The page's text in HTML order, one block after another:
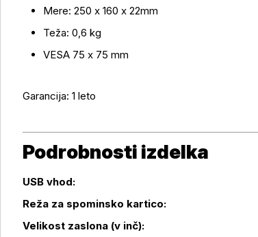
Mere: 250 x 160 x 22mm
Teža: 0,6 kg
VESA 75 x 75 mm
Garancija: 1 leto
Podrobnosti izdelka
Podrobnosti izdelka
USB vhod:
Reža za spominsko kartico:
Velikost zaslona (v inč):